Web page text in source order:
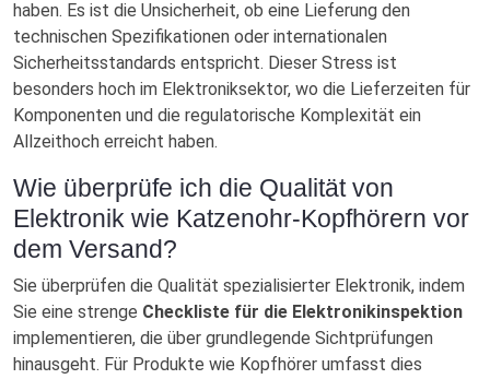
haben. Es ist die Unsicherheit, ob eine Lieferung den
technischen Spezifikationen oder internationalen
Sicherheitsstandards entspricht. Dieser Stress ist
besonders hoch im Elektroniksektor, wo die Lieferzeiten für
Komponenten und die regulatorische Komplexität ein
Allzeithoch erreicht haben.
Wie überprüfe ich die Qualität von
Elektronik wie Katzenohr-Kopfhörern vor
dem Versand?
Sie überprüfen die Qualität spezialisierter Elektronik, indem
Sie eine strenge Checkliste für die Elektronikinspektion
implementieren, die über grundlegende Sichtprüfungen
hinausgeht. Für Produkte wie Kopfhörer umfasst dies